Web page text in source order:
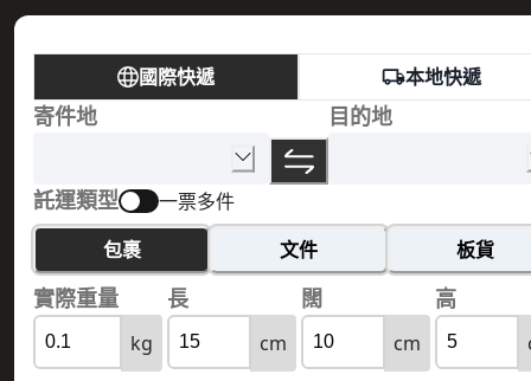
國際快遞 本地快遞
寄件地 目的地
託運類型 一票多件
包裹 文件 板貨
實際重量 長 闊 高
kg cm cm